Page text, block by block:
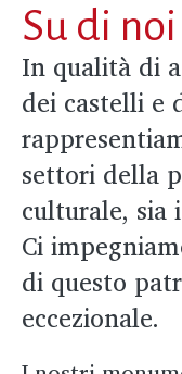
Su di noi
In qualità di
dei castelli e
settori della
culturale, sia
Ci
di questo
eccezionale.